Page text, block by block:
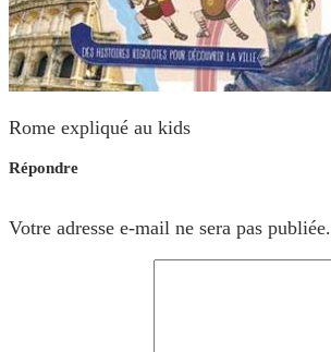
Rome expliqué au kids
Répondre
Votre adresse e-mail ne sera pas publiée.